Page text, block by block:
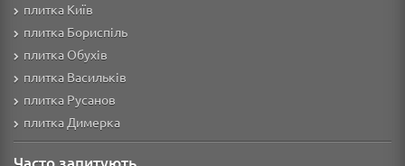
плитка Київ
плитка Бориспіль
плитка Обухів
плитка Васильків
плитка Русанов
плитка Димерка